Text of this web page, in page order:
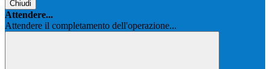
Chiudi
Attendere...
Attendere il completamento dell'operazione...